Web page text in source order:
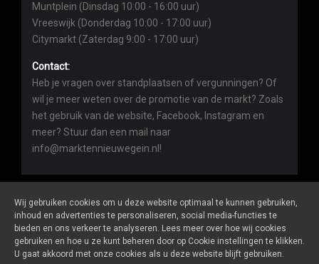
Muntplein (Dinsdag 10:00 - 16:00 uur)
Vreeswijk (Donderdag 10:00 - 17:00 uur)
Citymarkt (Zaterdag 9:00 - 17:00 uur)
Contact:
Heb je vragen over standplaatsen of vergunningen? Of
wil je meer weten over de promotie van de markt? Zoals
het gebruik van de website, Facebook, Instagram en
meer? Stuur dan een mail naar
info@marktennieuwegein.nl!
Marktennieuwegein.nlis een website van De Markt Online
ALGEMENE VOORWAARDEN
Wij gebruiken cookies om u deze website optimaal te kunnen gebruiken,
inhoud en advertenties te personaliseren, social media-functies te
bieden en ons verkeer te analyseren. Lees meer over hoe wij cookies
gebruiken en hoe u ze kunt beheren door op Cookie instellingen te klikken.
U gaat akkoord met onze cookies als u deze website blijft gebruiken.